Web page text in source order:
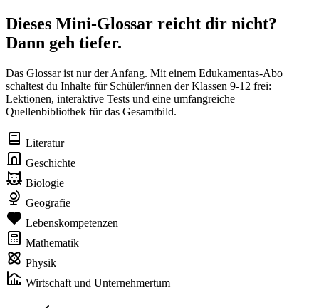
Dieses Mini-Glossar reicht dir nicht?
Dann geh tiefer.
Das Glossar ist nur der Anfang. Mit einem Edukamentas-Abo
schaltest du Inhalte für Schüler/innen der Klassen 9-12 frei:
Lektionen, interaktive Tests und eine umfangreiche
Quellenbibliothek für das Gesamtbild.
Literatur
Geschichte
Biologie
Geografie
Lebenskompetenzen
Mathematik
Physik
Wirtschaft und Unternehmertum